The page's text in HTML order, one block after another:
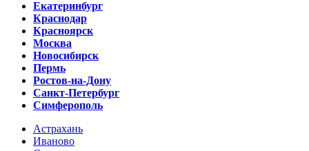
Екатеринбург
Краснодар
Красноярск
Москва
Новосибирск
Пермь
Ростов-на-Дону
Санкт-Петербург
Симферополь
Астрахань
Иваново